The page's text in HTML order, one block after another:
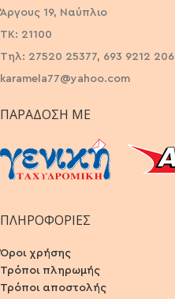
Άργους 19, Ναύπλιο
ΤΚ: 21100
Τηλ: 27520 25377, 693 9212 206
karamela77@yahoo.com
ΠΑΡΆΔΟΣΗ ΜΕ
ΠΛΗΡΟΦΟΡΙΕΣ
Όροι χρήσης
Τρόποι πληρωμής
Τρόποι αποστολής